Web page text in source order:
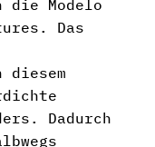
Modelo
Das
Dadurch